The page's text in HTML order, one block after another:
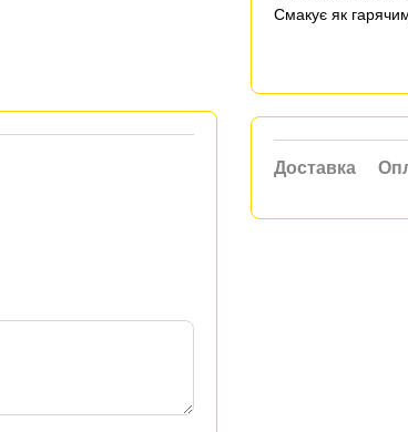
Смакує як
Доставка